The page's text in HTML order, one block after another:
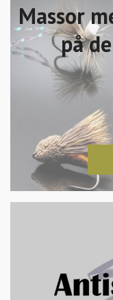
Massor
på